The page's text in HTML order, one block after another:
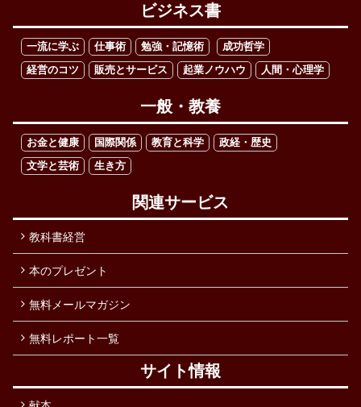
ビジネス書
一流に学ぶ 仕事術 勉強・記憶術
成功哲学
経営のコツ
販売とサービス 起業ノウハウ 人間・心理学
一般・教養
お金と健康 国際関係 教育と科学
政経・歴史
文学と芸術
生き方
関連サービス
教科書経営
本のプレゼント
無料メールマガジン
無料レポート一覧
サイト情報